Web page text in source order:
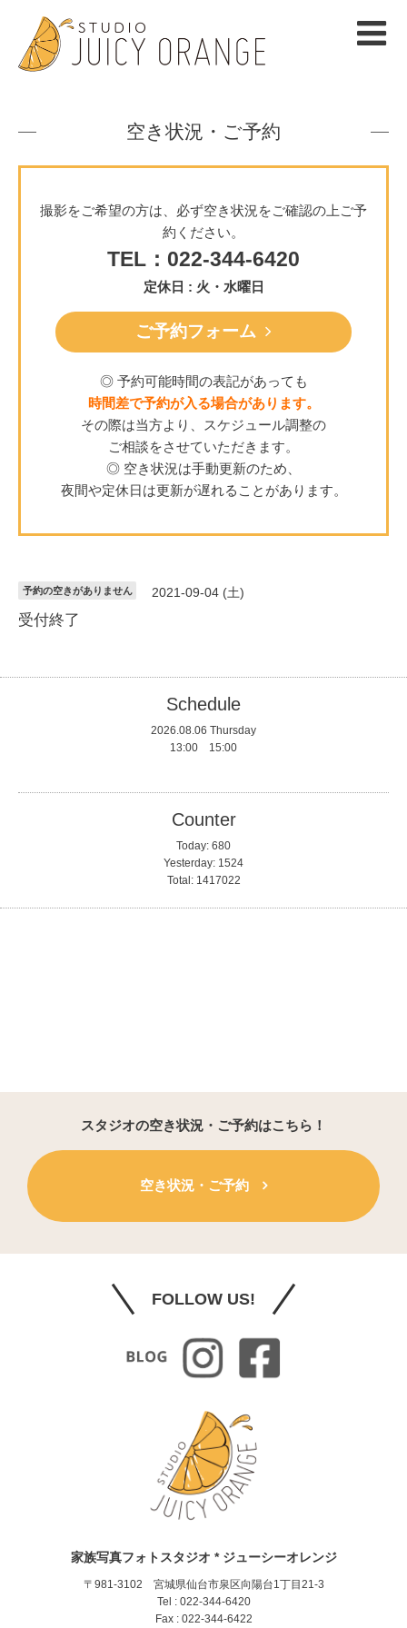
空き状況・ご予約
撮影をご希望の方は、必ず空き状況をご確認の上ご予
約ください。
TEL：022-344-6420
定休日 : 火・水曜日
ご予約フォーム
◎ 予約可能時間の表記があっても
時間差で予約が入る場合があります。
その際は当方より、スケジュール調整の
ご相談をさせていただきます。
◎ 空き状況は手動更新のため、
夜間や定休日は更新が遅れることがあります。
予約の空きがありません 2021-09-04 (土)
受付終了
Schedule
2026.08.06 Thursday
13:00 15:00
Counter
Today: 680
Yesterday: 1524
Total: 1417022
スタジオの空き状況・ご予約はこちら！
空き状況・ご予約
FOLLOW US!
家族写真フォトスタジオ * ジューシーオレンジ
〒981-3102 宮城県仙台市泉区向陽台1丁目21-3
Tel : 022-344-6420
Fax : 022-344-6422